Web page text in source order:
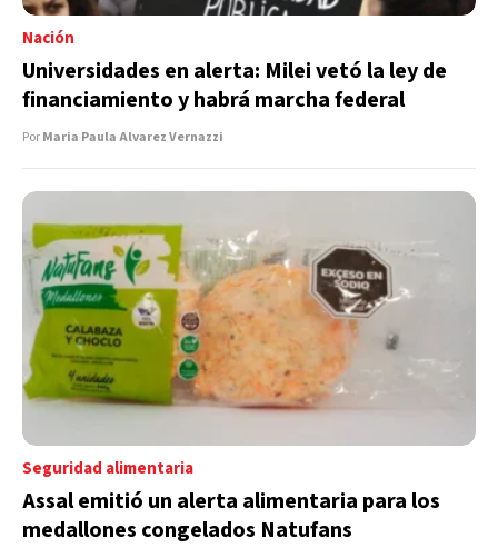
Nación
Universidades en alerta: Milei vetó la ley de
financiamiento y habrá marcha federal
PorMaria Paula Alvarez Vernazzi
Seguridad alimentaria
Assal emitió un alerta alimentaria para los
medallones congelados Natufans